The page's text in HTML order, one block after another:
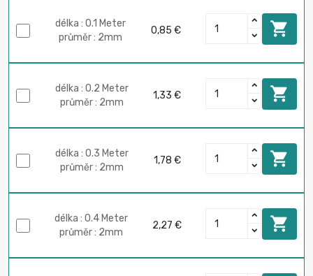
délka : 0.1 Meter
průměr : 2mm
0,85 € 
délka : 0.2 Meter
průměr : 2mm
1,33 € 
délka : 0.3 Meter
průměr : 2mm
1,78 € 
délka : 0.4 Meter
průměr : 2mm
2,27 € 